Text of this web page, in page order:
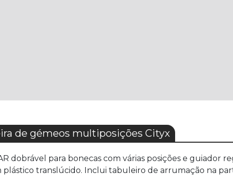
de gémeos multiposições Cityx
dobrável para bonecas com várias posições e guiador
translúcido. Inclui tabuleiro de arrumação na